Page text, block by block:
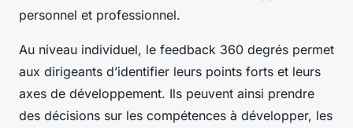
personnel et professionnel.
Au niveau individuel, le feedback 360 degrés permet
aux dirigeants d’identifier leurs points forts et leurs
axes de développement. Ils peuvent ainsi prendre
des décisions sur les compétences à développer, les